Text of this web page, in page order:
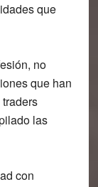
que
no
que han
las
con